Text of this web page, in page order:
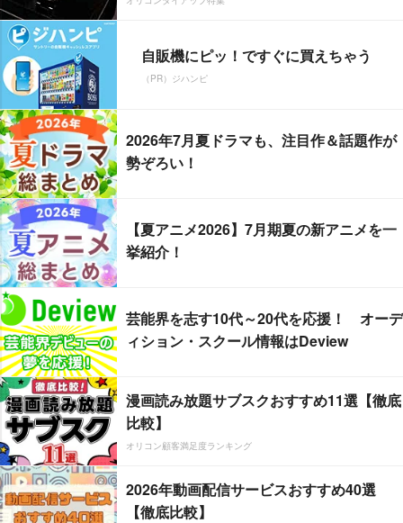
自販機にピッ！ですぐに買えちゃう
（PR）ジハンピ
2026年7月夏ドラマも、注目作＆話題作が
勢ぞろい！
【夏アニメ2026】7月期夏の新アニメを一
挙紹介！
芸能界を志す10代～20代を応援！ オーデ
ィション・スクール情報はDeview
漫画読み放題サブスクおすすめ11選【徹底
比較】
オリコン顧客満足度ランキング
2026年動画配信サービスおすすめ40選
【徹底比較】